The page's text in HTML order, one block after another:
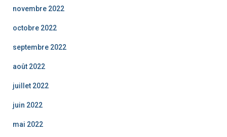
novembre 2022
octobre 2022
septembre 2022
août 2022
juillet 2022
juin 2022
mai 2022